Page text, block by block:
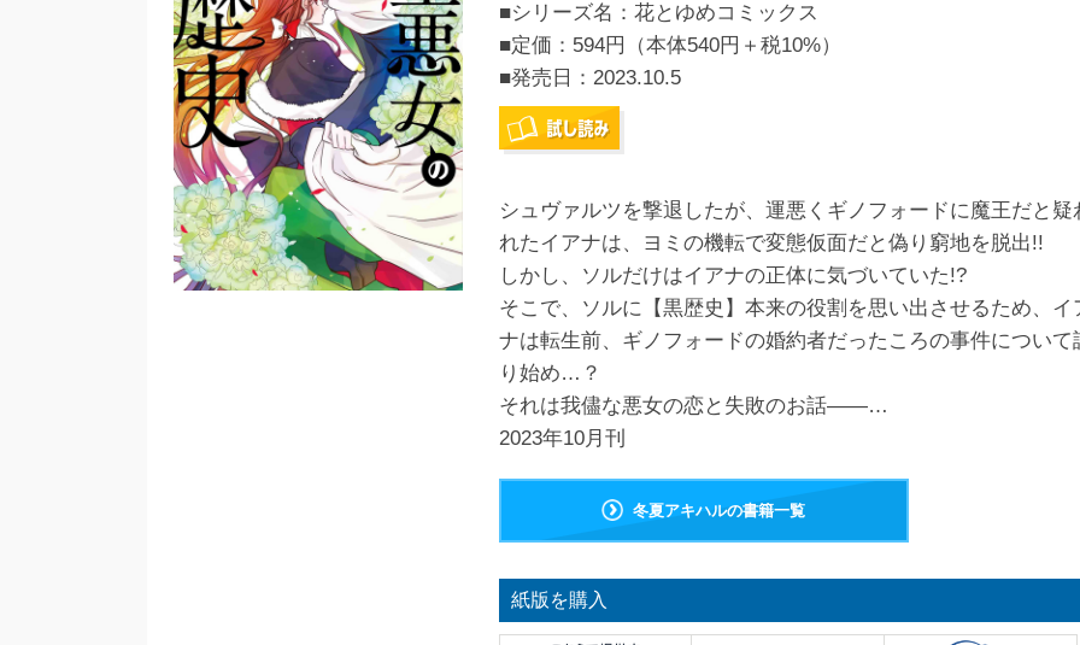
■シリーズ名：花とゆめコミックス
■定価：594円（本体540円＋税10%）
■発売日： 2023.10.5
シュヴァルツを撃退したが、運悪くギノフォードに魔王だと疑
れたイアナは、ヨミの機転で変態仮面だと偽り窮地を脱出!!
しかし、ソルだけはイアナの正体に気づいていた!?
そこで、ソルに【黒歴史】本来の役割を思い出させるため、イ
ナは転生前、ギノフォードの婚約者だったころの事件について
り始め…？
それは我儘な悪女の恋と失敗のお話――…
2023年10月刊
冬夏アキハルの書籍一覧
紙版を購入